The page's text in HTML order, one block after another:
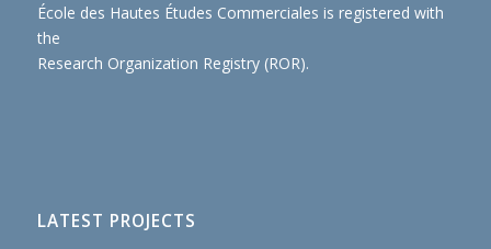
École des Hautes Études Commerciales is registered with
the
Research Organization Registry (ROR).
LATEST PROJECTS